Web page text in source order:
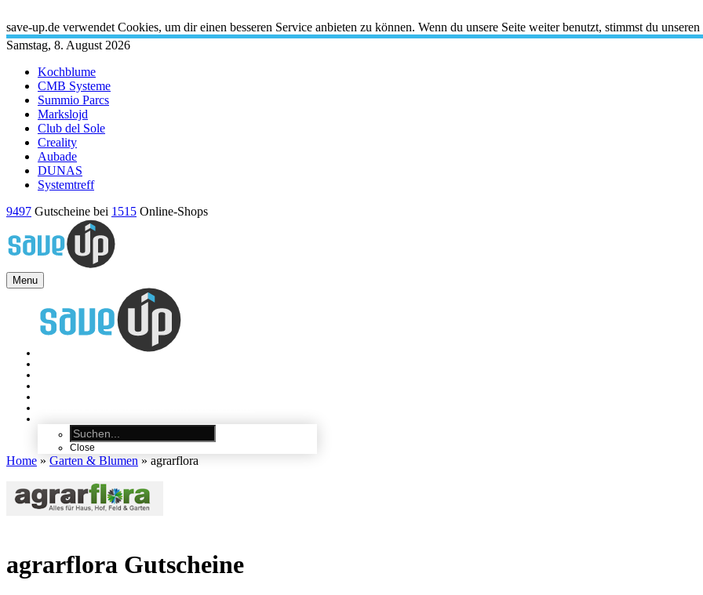
save-up.de verwendet Cookies, um dir einen besseren Service anbieten zu können. Wenn du unsere Seite weiter benutzt, stimmst du unseren
Samstag, 8. August 2026
Kochblume
CMB Systeme
Summio Parcs
Markslojd
Club del Sole
Creality
Aubade
DUNAS
Systemtreff
9497 Gutscheine bei 1515 Online-Shops
Menu
Close
Home » Garten & Blumen » agrarflora
agrarflora Gutscheine